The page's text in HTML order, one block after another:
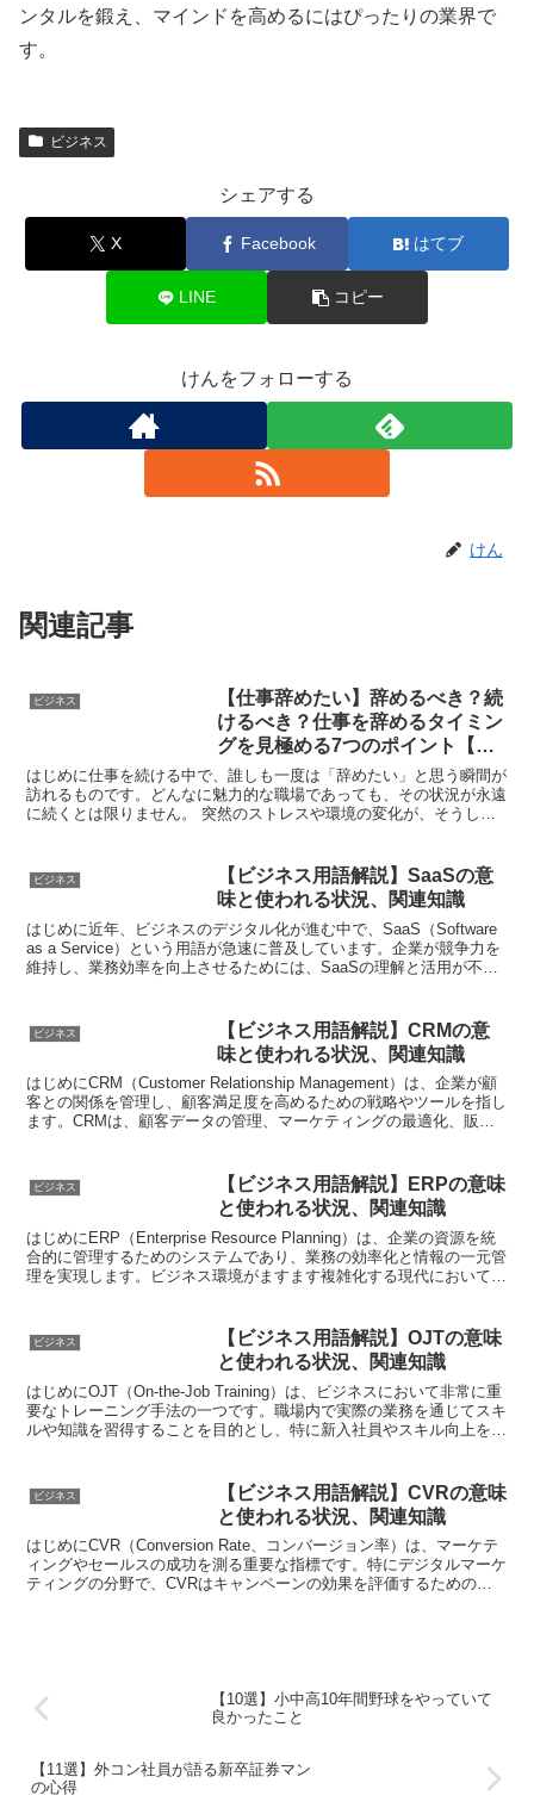
ンタルを鍛え、マインドを高めるにはぴったりの業界で
す。
ビジネス
シェアする
X Facebook はてブ
LINE コピー
けんをフォローする
けん
関連記事
ビジネス
【仕事辞めたい】辞めるべき？続
けるべき？仕事を辞めるタイミン
グを見極める7つのポイント【そ
んな時に】
はじめに仕事を続ける中で、誰しも一度は「辞めたい」と思う瞬間が
訪れるものです。どんなに魅力的な職場であっても、その状況が永遠
に続くとは限りません。 突然のストレスや環境の変化が、そうした
ビジネス
【ビジネス用語解説】SaaSの意
味と使われる状況、関連知識
はじめに近年、ビジネスのデジタル化が進む中で、SaaS（Software
as a Service）という用語が急速に普及しています。企業が競争力を
維持し、業務効率を向上させるためには、SaaSの理解と活用が不可
ビジネス
【ビジネス用語解説】CRMの意
味と使われる状況、関連知識
はじめにCRM（Customer Relationship Management）は、企業が顧
客との関係を管理し、顧客満足度を高めるための戦略やツールを指し
ます。CRMは、顧客データの管理、マーケティングの最適化、販売
ビジネス
【ビジネス用語解説】ERPの意味
と使われる状況、関連知識
はじめにERP（Enterprise Resource Planning）は、企業の資源を統
合的に管理するためのシステムであり、業務の効率化と情報の一元管
理を実現します。ビジネス環境がますます複雑化する現代において、
ビジネス
【ビジネス用語解説】OJTの意味
と使われる状況、関連知識
はじめにOJT（On-the-Job Training）は、ビジネスにおいて非常に重
要なトレーニング手法の一つです。職場内で実際の業務を通じてスキ
ルや知識を習得することを目的とし、特に新入社員やスキル向上を図
ビジネス
【ビジネス用語解説】CVRの意味
と使われる状況、関連知識
はじめにCVR（Conversion Rate、コンバージョン率）は、マーケテ
ィングやセールスの成功を測る重要な指標です。特にデジタルマーケ
ティングの分野で、CVRはキャンペーンの効果を評価するための基
【10選】小中高10年間野球をやっていて
良かったこと
【11選】外コン社員が語る新卒証券マン
の心得